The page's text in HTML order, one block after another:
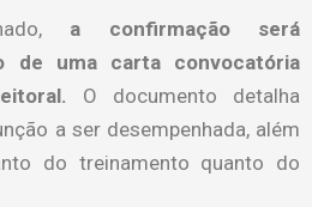
a confirmação será
de uma carta convocatória
O documento detalha
a ser desempenhada, além
do treinamento quanto do